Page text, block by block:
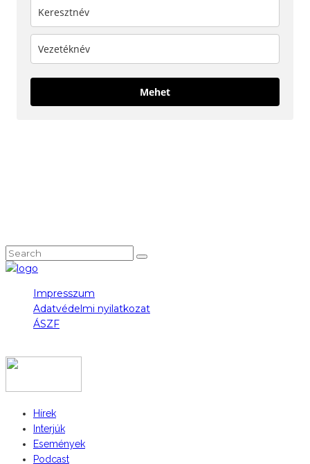
Mehet
Impresszum
Adatvédelmi nyilatkozat
ÁSZF
Hírek
Interjúk
Események
Podcast